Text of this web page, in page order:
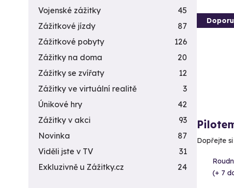
Dopřejte
(+ 7
Vojenské zážitky
45
Zážitkové jízdy
87
Zážitkové pobyty
126
Zážitky na doma
20
Zážitky se zvířaty
12
Zážitky ve virtuální realitě
3
Únikové hry
42
Zážitky v akci
93
Novinka
87
Viděli jste v TV
31
Exkluzivně u Zážitky.cz
24